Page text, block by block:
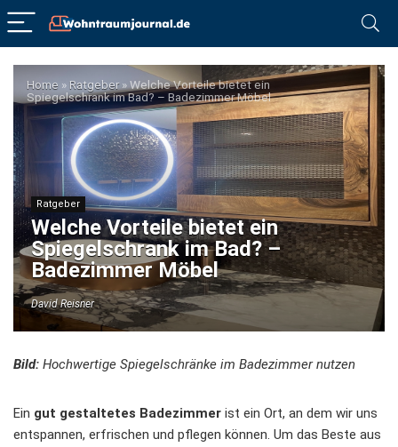
Home » Ratgeber»Welche Vorteile bietet ein
Spiegelschrank im Bad? – Badezimmer Möbel
Ratgeber
Welche Vorteile bietet ein
Spiegelschrank im Bad? –
Badezimmer Möbel
David Reisner
Bild: Hochwertige Spiegelschränke im Badezimmer nutzen
Ein gut gestaltetes Badezimmer ist ein Ort, an dem wir uns
entspannen, erfrischen und pflegen können. Um das Beste aus